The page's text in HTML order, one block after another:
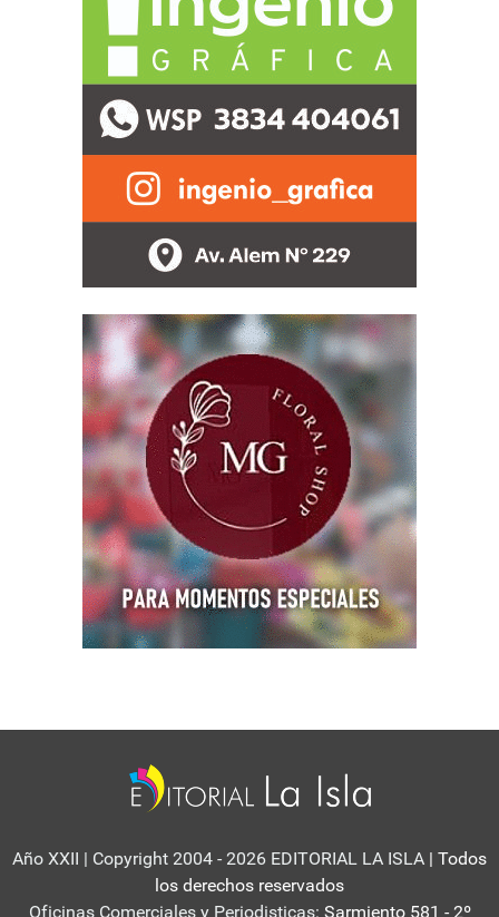
Año XXII | Copyright 2004 - 2026 EDITORIAL LA ISLA | Todos
los derechos reservados
Oficinas Comerciales y Periodisticas: Sarmiento 581 - 2º